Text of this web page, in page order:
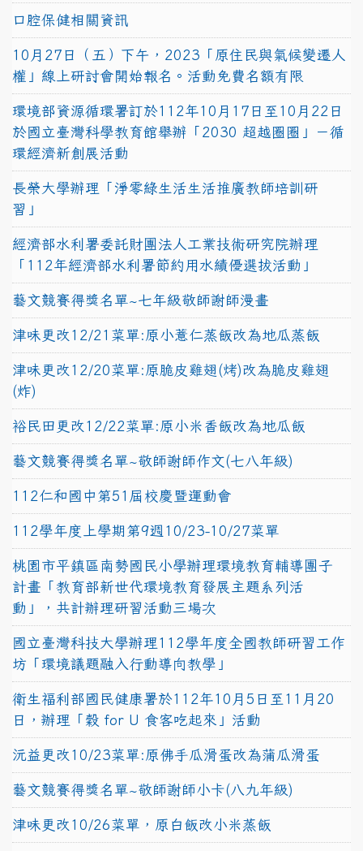
口腔保健相關資訊
10月27日（五）下午，2023「原住民與氣候變遷人
權」線上研討會開始報名。活動免費名額有限
環境部資源循環署訂於112年10月17日至10月22日
於國立臺灣科學教育館舉辦「2030 超越圈圈」－循
環經濟新創展活動
長榮大學辦理「淨零綠生活生活推廣教師培訓研
習」
經濟部水利署委託財團法人工業技術研究院辦理
「112年經濟部水利署節約用水績優選拔活動」
藝文競賽得獎名單~七年級敬師謝師漫畫
津味更改12/21菜單:原小薏仁蒸飯改為地瓜蒸飯
津味更改12/20菜單:原脆皮雞翅(烤)改為脆皮雞翅
(炸)
裕民田更改12/22菜單:原小米香飯改為地瓜飯
藝文競賽得獎名單~敬師謝師作文(七八年級)
112仁和國中第51屆校慶暨運動會
112學年度上學期第9週10/23-10/27菜單
桃園市平鎮區南勢國民小學辦理環境教育輔導團子
計畫「教育部新世代環境教育發展主題系列活
動」，共計辦理研習活動三場次
國立臺灣科技大學辦理112學年度全國教師研習工作
坊「環境議題融入行動導向教學」
衛生福利部國民健康署於112年10月5日至11月20
日，辦理「穀 for U 食客吃起來」活動
沅益更改10/23菜單:原佛手瓜滑蛋改為蒲瓜滑蛋
藝文競賽得獎名單~敬師謝師小卡(八九年級)
津味更改10/26菜單，原白飯改小米蒸飯